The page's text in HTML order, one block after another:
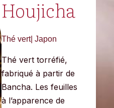
Houjicha
Thé vert| Japon
Thé vert torréfié,
fabriqué à partir de
Bancha. Les feuilles
à l’apparence de